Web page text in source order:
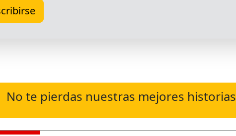
No te pierdas nuestras mejores historias